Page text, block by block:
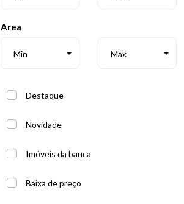
Area
Min Max
Destaque
Novidade
Imóveis da banca
Baixa de preço